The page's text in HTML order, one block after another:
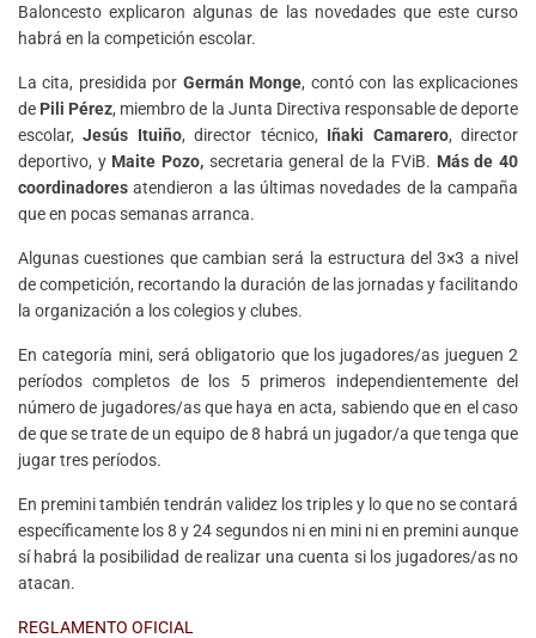
Baloncesto explicaron algunas de las novedades que este curso
habrá en la competición escolar.
La cita, presidida por Germán Monge, contó con las explicaciones
de Pili Pérez, miembro de la Junta Directiva responsable de deporte
escolar,Jesús Ituiño, director técnico, Iñaki Camarero, director
deportivo, yMaite Pozo,secretaria general de la FViB. Más de 40
coordinadores atendieron a las últimas novedades de la campaña
que en pocas semanas arranca.
Algunas cuestiones que cambian será la estructura del 3×3 a nivel
de competición, recortando la duración de las jornadas y facilitando
la organización a los colegios y clubes.
En categoría mini, será obligatorio que los jugadores/as jueguen 2
períodos completos de los 5 primeros independientemente del
número de jugadores/as que haya en acta, sabiendo que en el caso
de que se trate de un equipo de 8 habrá un jugador/a que tenga que
jugar tres períodos.
En premini también tendrán validez los triples y lo que no se contará
específicamente los 8 y 24 segundos ni en mini ni en premini aunque
sí habrá la posibilidad de realizar una cuenta si los jugadores/as no
atacan.
REGLAMENTO OFICIAL